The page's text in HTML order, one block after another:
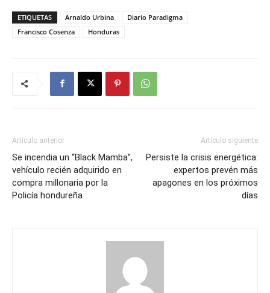
ETIQUETAS Arnaldo Urbina
Diario Paradigma
Francisco Cosenza
Honduras
Artículo anterior
Se incendia un “Black Mamba”,
vehículo recién adquirido en
compra millonaria por la
Policía hondureña
Artículo siguiente
Persiste la crisis energética:
expertos prevén más
apagones en los próximos
días